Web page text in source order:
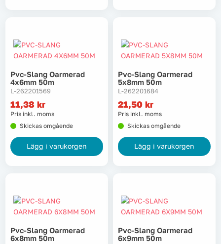
Pvc-Slang Oarmerad
4x6mm 50m
L-262201569
11,38 kr
Pris inkl. moms
Skickas omgående
Lägg i varukorgen
Pvc-Slang Oarmerad
5x8mm 50m
L-262201684
21,50 kr
Pris inkl. moms
Skickas omgående
Lägg i varukorgen
Pvc-Slang Oarmerad
6x8mm 50m
Pvc-Slang Oarmerad
6x9mm 50m